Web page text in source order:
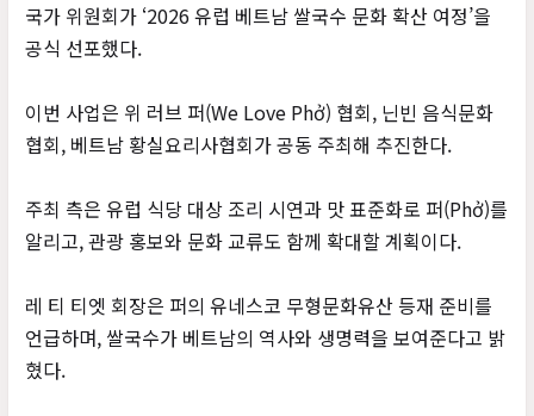
국가 위원회가 ‘2026 유럽 베트남 쌀국수 문화 확산 여정’을
공식 선포했다.
이번 사업은 위 러브 퍼(We Love Phở) 협회, 닌빈 음식문화
협회, 베트남 황실요리사협회가 공동 주최해 추진한다.
주최 측은 유럽 식당 대상 조리 시연과 맛 표준화로 퍼(Phở)를
알리고, 관광 홍보와 문화 교류도 함께 확대할 계획이다.
레 티 티엣 회장은 퍼의 유네스코 무형문화유산 등재 준비를
언급하며, 쌀국수가 베트남의 역사와 생명력을 보여준다고 밝
혔다.